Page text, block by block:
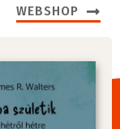
WEBSHOP